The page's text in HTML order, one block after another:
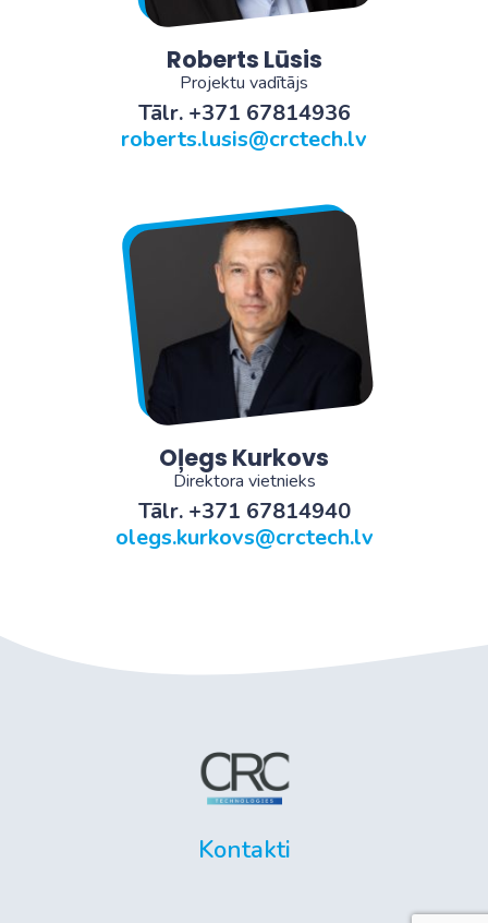
Roberts Lūsis
Projektu vadītājs
Tālr. +371 67814936
roberts.lusis@crctech.lv
Oļegs Kurkovs
Direktora vietnieks
Tālr. +371 67814940
olegs.kurkovs@crctech.lv
Kontakti